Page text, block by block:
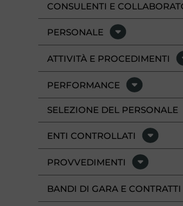
CONSULENTI E
PERSONALE
ATTIVITÀ E PROCEDIMENTI
PERFORMANCE
SELEZIONE DEL PERSONALE
ENTI CONTROLLATI
PROVVEDIMENTI
BANDI DI GARA E CONTRATTI